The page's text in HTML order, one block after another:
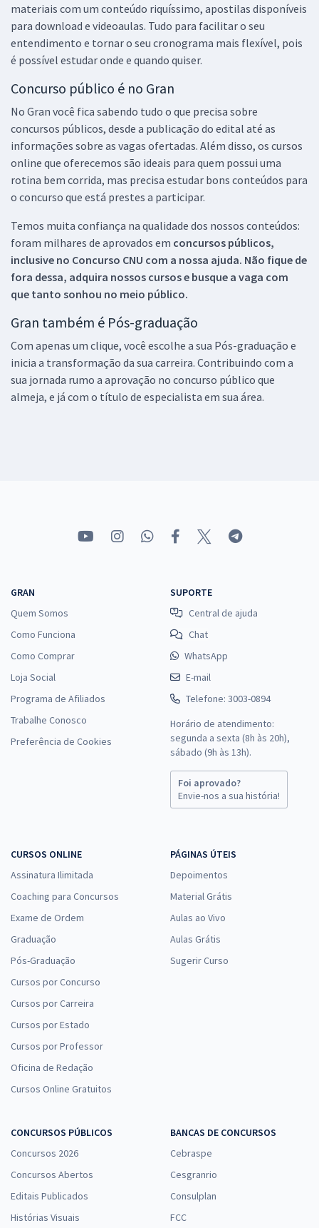
materiais com um conteúdo riquíssimo, apostilas disponíveis
para download e videoaulas. Tudo para facilitar o seu
entendimento e tornar o seu cronograma mais flexível, pois
é possível estudar onde e quando quiser.
Concurso público é no Gran
No Gran você fica sabendo tudo o que precisa sobre
concursos públicos, desde a publicação do edital até as
informações sobre as vagas ofertadas. Além disso, os cursos
online que oferecemos são ideais para quem possui uma
rotina bem corrida, mas precisa estudar bons conteúdos para
o concurso que está prestes a participar.
Temos muita confiança na qualidade dos nossos conteúdos:
foram milhares de aprovados em concursos públicos,
inclusive no Concurso CNU com a nossa ajuda. Não fique de
fora dessa, adquira nossos cursos e busque a vaga com
que tanto sonhou no meio público.
Gran também é Pós-graduação
Com apenas um clique, você escolhe a sua Pós-graduação e
inicia a transformação da sua carreira. Contribuindo com a
sua jornada rumo a aprovação no concurso público que
almeja, e já com o título de especialista em sua área.
GRAN
Quem Somos
Como Funciona
Como Comprar
Loja Social
Programa de Afiliados
Trabalhe Conosco
Preferência de Cookies
SUPORTE
Central de ajuda
Chat
WhatsApp
E-mail
Telefone: 3003-0894
Horário de atendimento:
segunda a sexta (8h às 20h),
sábado (9h às 13h).
Foi aprovado?
Envie-nos a sua história!
CURSOS ONLINE
Assinatura Ilimitada
Coaching para Concursos
Exame de Ordem
Graduação
Pós-Graduação
Cursos por Concurso
Cursos por Carreira
Cursos por Estado
Cursos por Professor
Oficina de Redação
Cursos Online Gratuitos
PÁGINAS ÚTEIS
Depoimentos
Material Grátis
Aulas ao Vivo
Aulas Grátis
Sugerir Curso
CONCURSOS PÚBLICOS
Concursos 2026
Concursos Abertos
Editais Publicados
Histórias Visuais
BANCAS DE CONCURSOS
Cebraspe
Cesgranrio
Consulplan
FCC